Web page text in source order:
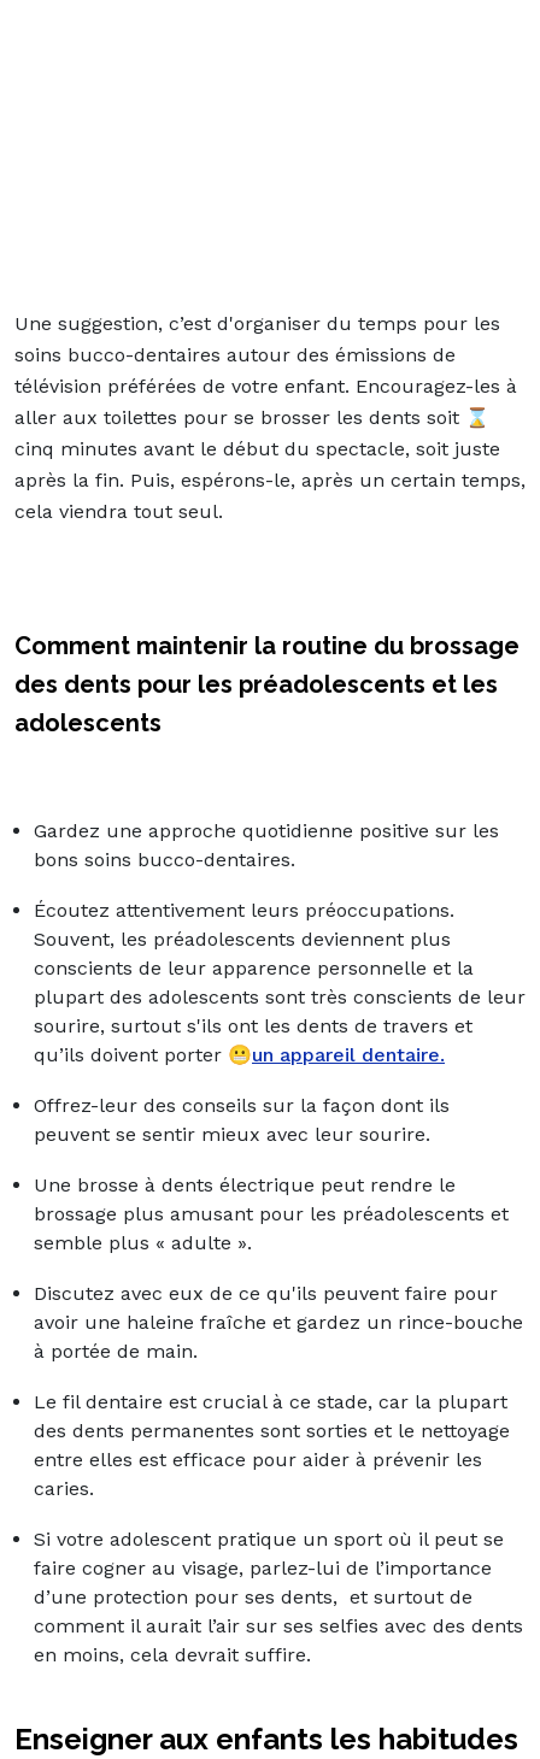
Une suggestion, c’est d'organiser du temps pour les
soins bucco-dentaires autour des émissions de
télévision préférées de votre enfant. Encouragez-les à
aller aux toilettes pour se brosser les dents soit ⌛
cinq minutes avant le début du spectacle, soit juste
après la fin. Puis, espérons-le, après un certain temps,
cela viendra tout seul.
Comment maintenir la routine du brossage
des dents pour les préadolescents et les
adolescents
Gardez une approche quotidienne positive sur les
bons soins bucco-dentaires.
Écoutez attentivement leurs préoccupations.
Souvent, les préadolescents deviennent plus
conscients de leur apparence personnelle et la
plupart des adolescents sont très conscients de leur
sourire, surtout s'ils ont les dents de travers et
qu’ils doivent porter 😬un appareil dentaire.
Offrez-leur des conseils sur la façon dont ils
peuvent se sentir mieux avec leur sourire.
Une brosse à dents électrique peut rendre le
brossage plus amusant pour les préadolescents et
semble plus « adulte ».
Discutez avec eux de ce qu'ils peuvent faire pour
avoir une haleine fraîche et gardez un rince-bouche
à portée de main.
Le fil dentaire est crucial à ce stade, car la plupart
des dents permanentes sont sorties et le nettoyage
entre elles est efficace pour aider à prévenir les
caries.
Si votre adolescent pratique un sport où il peut se
faire cogner au visage, parlez-lui de l’importance
d’une protection pour ses dents, et surtout de
comment il aurait l’air sur ses selfies avec des dents
en moins, cela devrait suffire.
Enseigner aux enfants les habitudes